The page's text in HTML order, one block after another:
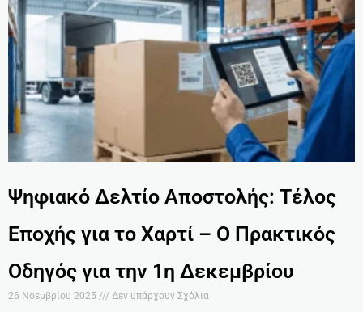
Ψηφιακό Δελτίο Αποστολής: Τέλος
Εποχής για το Χαρτί – Ο Πρακτικός
Οδηγός για την 1η Δεκεμβρίου
26 Νοεμβρίου 2025 Δεν υπάρχουν Σχόλια